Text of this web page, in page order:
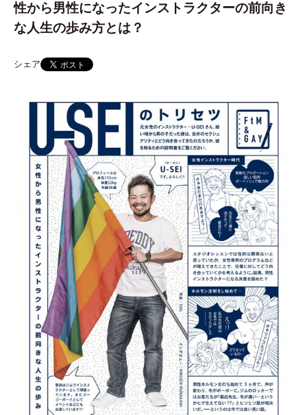
性から男性になったインストラクターの前向き
な人生の歩み方とは？
シェア